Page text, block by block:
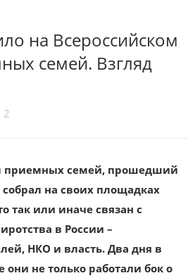
на Всероссийском
семей. Взгляд
2
приемных семей, прошедший
собрал на своих площадках
так или иначе связан с
в России –
НКО и власть. Два дня в
не только работали бок о